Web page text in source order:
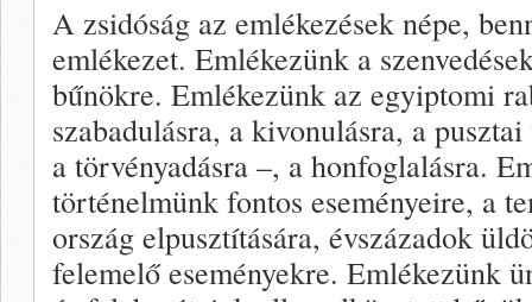
A zsidóság az emlékezések népe,
emlékezet. Emlékezünk a
bűnökre. Emlékezünk az egyiptomi
szabadulásra, a kivonulásra, a
a törvényadásra –, a honfoglalásra.
történelmünk fontos eseményeire, a
ország elpusztítására, évszázadok
felemelő eseményekre. Emlékezünk